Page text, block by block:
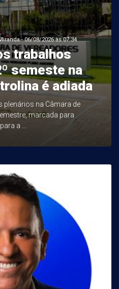
- 06/08/2026 às 07:34
trabalhos
semeste na
é adiada
plenários na Câmara de
marcada para
a ...